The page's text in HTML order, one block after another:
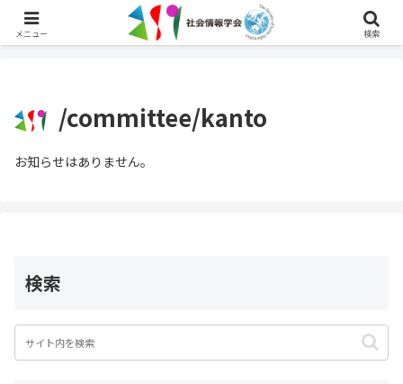
English
/committee/kanto
お知らせはありません。
検索
メニュー 検索